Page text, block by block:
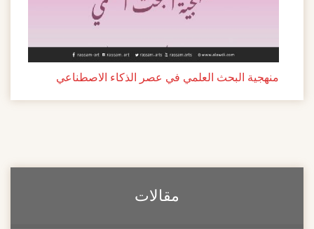
منهجية البحث العلمي في عصر الذكاء الاصطناعي
مقالات